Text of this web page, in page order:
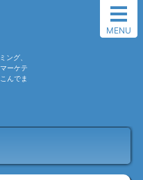
ング、
ーケテ
んでま
MENU